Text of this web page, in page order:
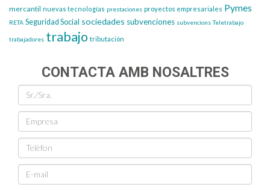
mercantil nuevas tecnologías prestaciones proyectos empresariales Pymes
RETA Seguridad Social sociedades subvenciones subvencions Teletrabajo
trabajadores trabajo tributación
CONTACTA AMB NOSALTRES